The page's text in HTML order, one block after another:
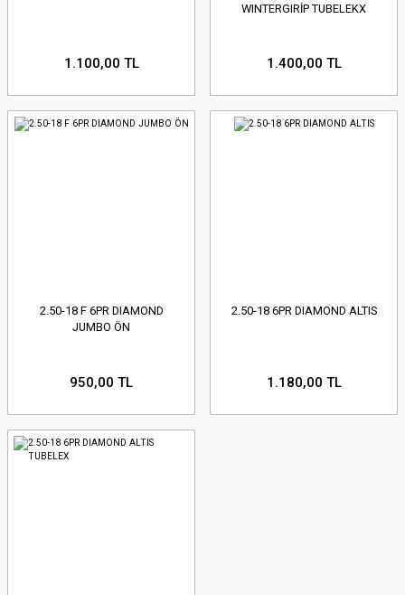
1.100,00 TL
WINTERGIRİP TUBELEKX
1.400,00 TL
2.50-18 F 6PR DIAMOND
JUMBO ÖN
950,00 TL
2.50-18 6PR DIAMOND ALTIS
1.180,00 TL